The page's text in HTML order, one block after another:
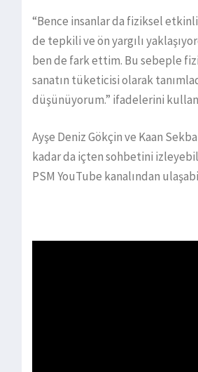
“Bence insanlar da fiziksel
de tepkili ve ön yargılı
ben de fark ettim. Bu sebeple
sanatın tüketicisi olarak
düşünüyorum.” ifadelerini
Ayşe Deniz Gökçin ve Kaan
kadar da içten sohbetini
PSM YouTube kanalından